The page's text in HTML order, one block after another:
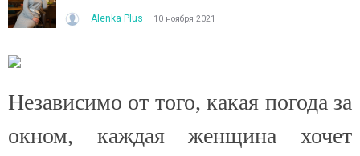
ЯКЕ ПОСТІЙНО ДИВУЄ: ЯК ОДЯГАТИСЯ,
ЗРАНКУ СПЕКА, А ВВЕЧЕРІ ВЖЕ ХОЧЕТЬСЯ
літа погода ніби вирішила перевірити всіх на
СПІДНИЦЕЮ: ЩО ОБРАТИ
впевнено та комфортно.
Alenka Plus 10 ноября 2021
Независимо от того, какая погода за
окном, каждая женщина хочет